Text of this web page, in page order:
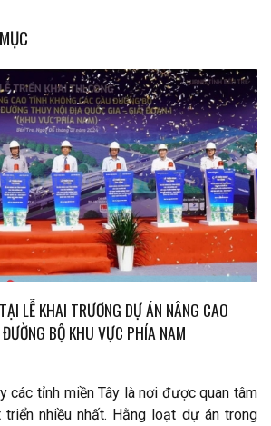
LỄ KHAI TRƯƠNG DỰ ÁN NÂNG CAO
BỘ KHU VỰC PHÍA NAM
các tỉnh miền Tây là nơi được quan tâm
nhiều nhất. Hằng loạt dự án trong